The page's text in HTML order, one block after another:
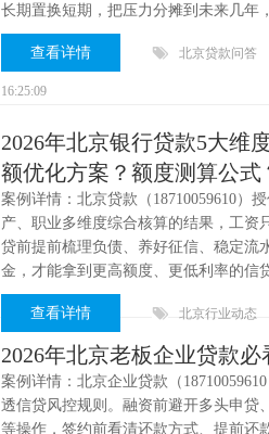
长期置换短期，把压力分摊到未来几年
查看详情 北京贷款问答
16:25:09
2026年北京银行贷款5大维
额优化方案？额度测算公式
案例详情：北京贷款​（18710059610）
产、职业多维度综合核算的结果，工资
贷前提前梳理负债、养好征信、稳定流
金，才能拿到更高额度、更低利率的信
查看详情 北京行业动态
2026年北京老板企业贷款必
案例详情：北京企业贷款（
透信贷风控规则。融资前避开多头申贷
等操作，签约前看清还款方式、提前还